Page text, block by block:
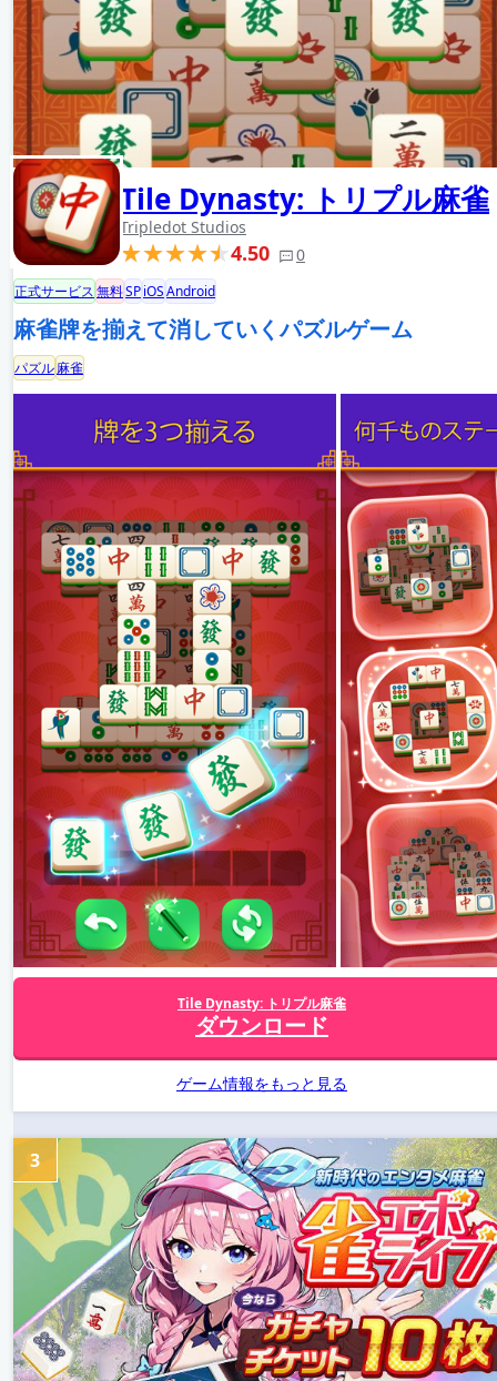
Tile Dynasty: トリプル麻雀
Tripledot Studios
4.50 0
正式サービス無料SPiOSAndroid
麻雀牌を揃えて消していくパズルゲーム
パズル麻雀
Tile Dynasty: トリプル麻雀
ダウンロード
ゲーム情報をもっと見る
3